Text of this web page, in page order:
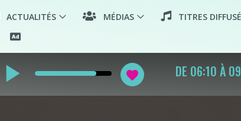
ACTUALITÉS MÉDIAS TITRES
play_arrow favorite CROISIÈRE